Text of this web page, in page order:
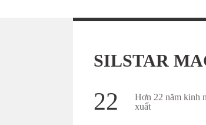
Máy làm túi
SILSTAR
22
Hơn 22 năm kinh
xuất